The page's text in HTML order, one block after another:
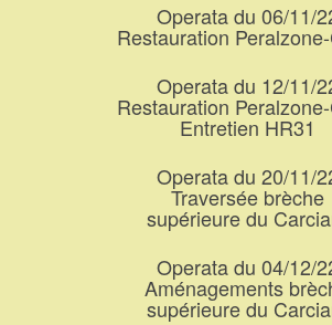
Operata du 06/11/
Restauration
Operata du 12/11/
Restauration
Entretien HR31
Operata du 20/11/
Traversée brèche
supérieure du
Operata du 04/12/
Aménagements
supérieure du